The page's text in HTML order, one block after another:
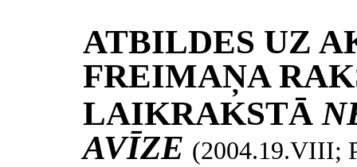
ATBILDES UZ
FREIMAŅA
LAIKRAKSTĀ
AVĪZE (2004.19.VIII;